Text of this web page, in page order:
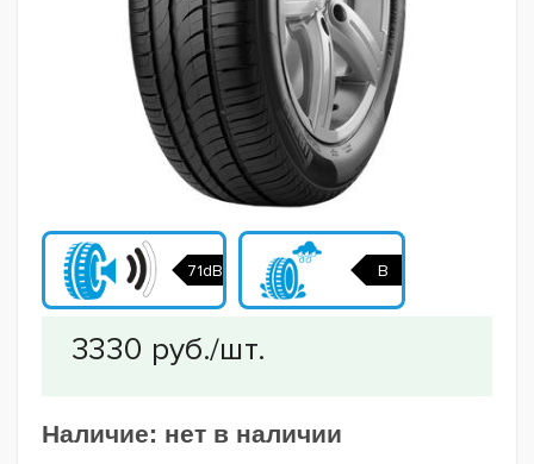
71dB B
Наличие: нет в наличии